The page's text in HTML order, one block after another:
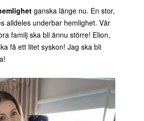
ganska länge nu. En stor,
alldeles underbar hemlighet. Vår
familj ska bli ännu större! Elion,
få ett litet syskon! Jag ska bli